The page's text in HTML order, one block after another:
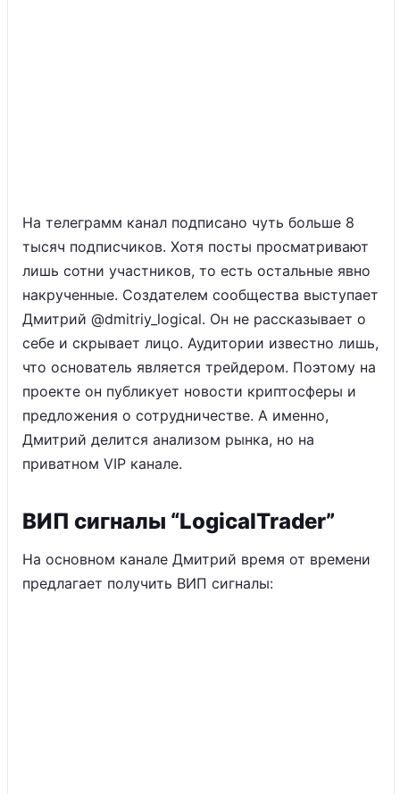
На телеграмм канал подписано чуть больше 8
тысяч подписчиков. Хотя посты просматривают
лишь сотни участников, то есть остальные явно
накрученные. Создателем сообщества выступает
Дмитрий @dmitriy_logical. Он не рассказывает о
себе и скрывает лицо. Аудитории известно лишь,
что основатель является трейдером. Поэтому на
проекте он публикует новости криптосферы и
предложения о сотрудничестве. А именно,
Дмитрий делится анализом рынка, но на
приватном VIP канале.
ВИП сигналы “LogicalTrader”
На основном канале Дмитрий время от времени
предлагает получить ВИП сигналы: